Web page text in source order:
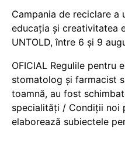
Campania de reciclare a
educația și creativitatea
UNTOLD, între 6 și 9
OFICIAL Regulile pentru
stomatolog și farmacist
toamnă, au fost
specialități / Condiții noi
elaborează subiectele